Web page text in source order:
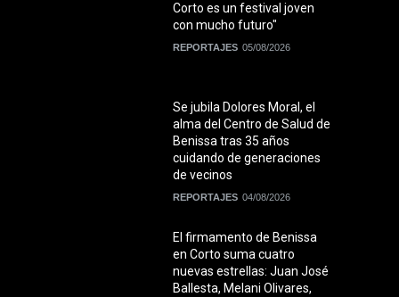
Corto es un festival joven
con mucho futuro"
REPORTAJES 05/08/2026
Se jubila Dolores Moral, el
alma del Centro de Salud de
Benissa tras 35 años
cuidando de generaciones
de vecinos
REPORTAJES 04/08/2026
El firmamento de Benissa
en Corto suma cuatro
nuevas estrellas: Juan José
Ballesta, Melani Olivares,